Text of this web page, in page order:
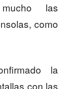
las
como
la
con las